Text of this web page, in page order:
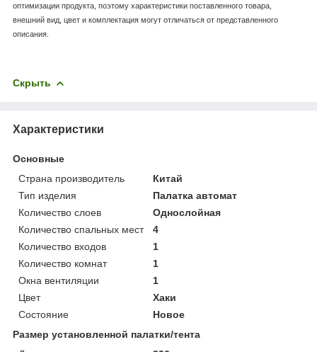
оптимизации продукта, поэтому характеристики поставленного товара,
внешний вид, цвет и комплектация могут отличаться от представленного
описания.
Скрыть
Характеристики
Основные
Страна производитель
Китай
Тип изделия
Палатка автомат
Количество слоев
Однослойная
Количество спальных мест
4
Количество входов
1
Количество комнат
1
Окна вентиляции
1
Цвет
Хаки
Состояние
Новое
Размер установленной палатки/тента